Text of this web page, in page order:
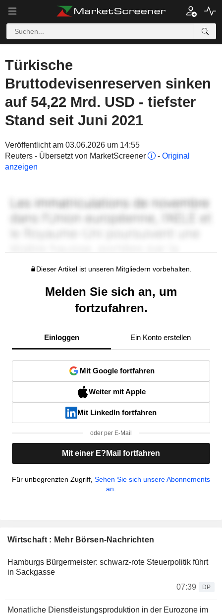
Türkische
Bruttodevisenreserven sinken
auf 54,22 Mrd. USD - tiefster
Stand seit Juni 2021
Veröffentlicht am 03.06.2026 um 14:55
Reuters - Übersetzt von MarketScreener
- Original
anzeigen
Dieser Artikel ist unseren Mitgliedern vorbehalten.
Melden Sie sich an, um
fortzufahren.
Einloggen Ein Konto erstellen
Mit Google fortfahren
Weiter mit Apple
Mit LinkedIn fortfahren
oder per E-Mail
Mit einer E?Mail fortfahren
Für unbegrenzten Zugriff, Sehen Sie sich unsere Abonnements
an.
Wirtschaft : Mehr Börsen-Nachrichten
Hamburgs Bürgermeister: schwarz-rote Steuerpolitik führt
in Sackgasse
07:39
DP
Monatliche Dienstleistungsproduktion in der Eurozone im